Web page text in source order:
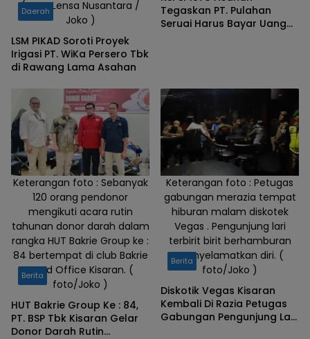
(Foto: Lensa Nusantara /
Joko )
Daerah
LSM PIKAD Soroti Proyek
Irigasi PT. WiKa Persero Tbk
di Rawang Lama Asahan
Tegaskan PT. Pulahan
Seruai Harus Bayar Uang
Keterangan foto : Sebanyak
120 orang pendonor
mengikuti acara rutin
tahunan donor darah dalam
rangka HUT Bakrie Group ke :
84 bertempat di club Bakrie
Head Office Kisaran. (
foto/Joko )
Berita
HUT Bakrie Group Ke : 84,
PT. BSP Tbk Kisaran Gelar
Donor Darah Rutin
Keterangan foto : Petugas
gabungan merazia tempat
hiburan malam diskotek
Vegas . Pengunjung lari
terbirit birit berhamburan
menyelamatkan diri. (
foto/Joko )
Berita
Diskotik Vegas Kisaran
Kembali Di Razia Petugas
Gabungan Pengunjung Lari